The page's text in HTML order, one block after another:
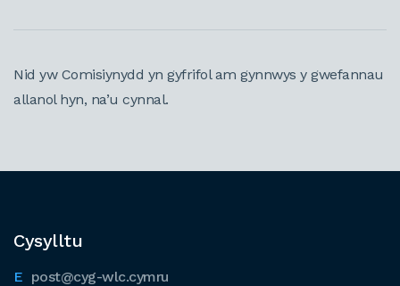
Nid yw Comisiynydd yn gyfrifol am gynnwys y gwefannau
allanol hyn, na’u cynnal.
Cysylltu
post@cyg-wlc.cymru